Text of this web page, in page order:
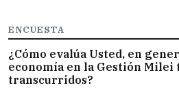
ENCUESTA
¿Cómo evalúa Usted, en
economía en la Gestión Milei
transcurridos?